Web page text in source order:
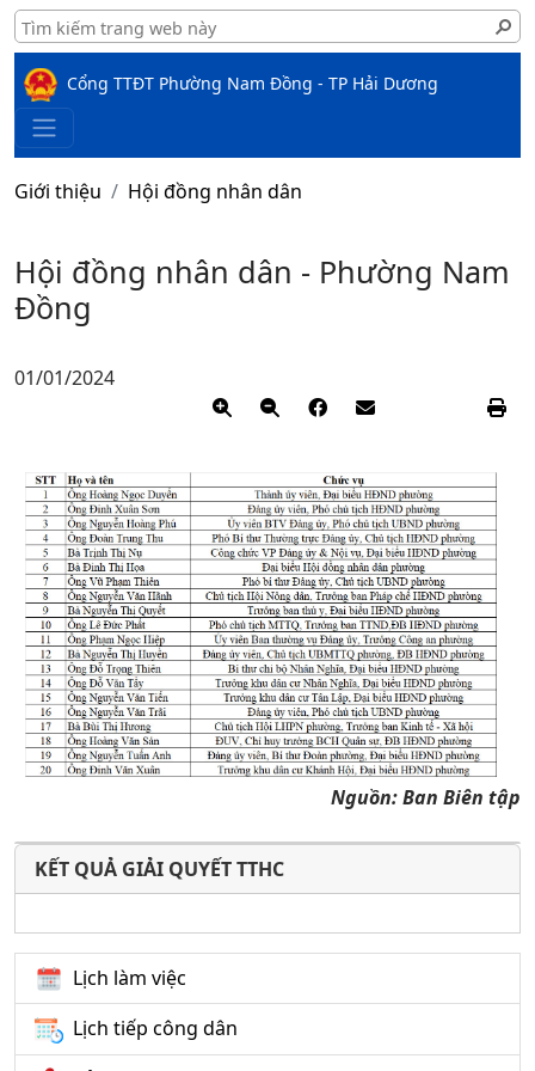
Cổng TTĐT Phường Nam Đồng - TP Hải Dương
Giới thiệu Hội đồng nhân dân
Hội đồng nhân dân - Phường Nam
Đồng
01/01/2024
Nguồn:Ban Biên tập
KẾT QUẢ GIẢI QUYẾT TTHC
Lịch làm việc
Lịch tiếp công dân